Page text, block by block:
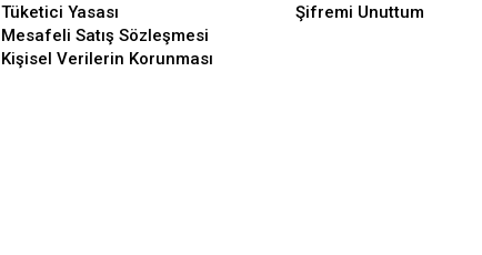
Tüketici Yasası
Mesafeli Satış Sözleşmesi
Kişisel Verilerin Korunması
Şifremi Unuttum